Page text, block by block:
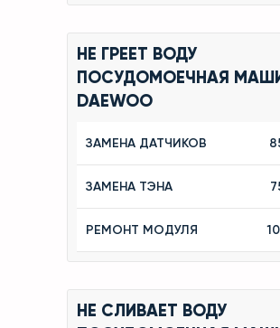
НЕ ГРЕЕТ ВОДУ
ПОСУДОМОЕЧНАЯ
DAEWOO
ЗАМЕНА ДАТЧИКОВ
ЗАМЕНА ТЭНА
РЕМОНТ МОДУЛЯ
НЕ СЛИВАЕТ ВОДУ